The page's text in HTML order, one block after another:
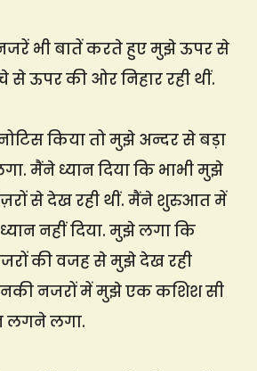
भी बातें करते हुए मुझे ऊपर से
ऊपर की ओर निहार रही थीं.
किया तो मुझे अन्दर से बड़ा
मैंने ध्यान दिया कि भाभी मुझे
से देख रही थीं. मैंने शुरुआत में
नहीं दिया. मुझे लगा कि
की वजह से मुझे देख रही
नजरों में मुझे एक कशिश सी
लगने लगा.